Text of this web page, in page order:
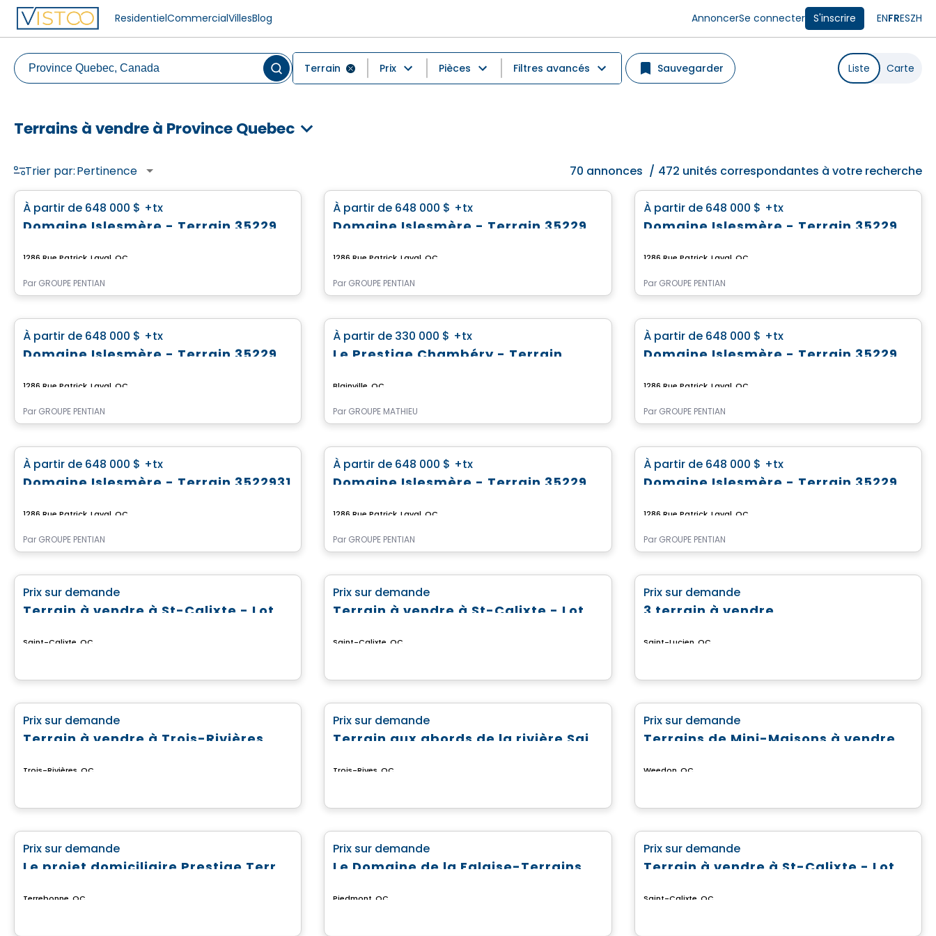
ResidentielCommercialVillesBlog AnnoncerSe connecter S'inscrire ENFRESZH
Terrain Prix Pièces Filtres avancés Sauvegarder Liste Carte
Terrains à vendre à Province Quebec
Trier par:Pertinence 70 annonces / 472 unités correspondantes à votre recherche
À partir de 648 000 $ +tx
1286 Rue Patrick, Laval, QC
Par GROUPE PENTIAN
Terrain
À partir de 648 000 $ +tx
1286 Rue Patrick, Laval, QC
Par GROUPE PENTIAN
Terrain
À partir de 648 000 $ +tx
1286 Rue Patrick, Laval, QC
Par GROUPE PENTIAN
Terrain
À partir de 648 000 $ +tx
1286 Rue Patrick, Laval, QC
Par GROUPE PENTIAN
Terrain
À partir de 330 000 $ +tx
Le Prestige Chambéry - Terrain
Blainville, QC
Par GROUPE MATHIEU
Terrain
À partir de 648 000 $ +tx
1286 Rue Patrick, Laval, QC
Par GROUPE PENTIAN
Terrain
À partir de 648 000 $ +tx
Domaine Islesmère - Terrain 3522931
1286 Rue Patrick, Laval, QC
Par GROUPE PENTIAN
Terrain
À partir de 648 000 $ +tx
1286 Rue Patrick, Laval, QC
Par GROUPE PENTIAN
Terrain
À partir de 648 000 $ +tx
1286 Rue Patrick, Laval, QC
Par GROUPE PENTIAN
Terrain
Prix sur demande
Saint-Calixte, QC
Terrain
Prix sur demande
Saint-Calixte, QC
Terrain
Prix sur demande
3 terrain à vendre
Saint-Lucien, QC
Terrain
Prix sur demande
Terrain à vendre à Trois-Rivières
Trois-Rivières, QC
Terrain
Prix sur demande
Trois-Rives, QC
Terrain
Prix sur demande
Terrains de Mini-Maisons à vendre
Weedon, QC
Terrain
Prix sur demande
Terrebonne, QC
Terrain
Prix sur demande
Piedmont, QC
Terrain
Prix sur demande
Saint-Calixte, QC